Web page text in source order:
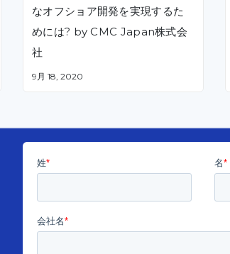
なオフショア開発を実現するた
めには? by CMC Japan株式会
社
9月 18, 2020